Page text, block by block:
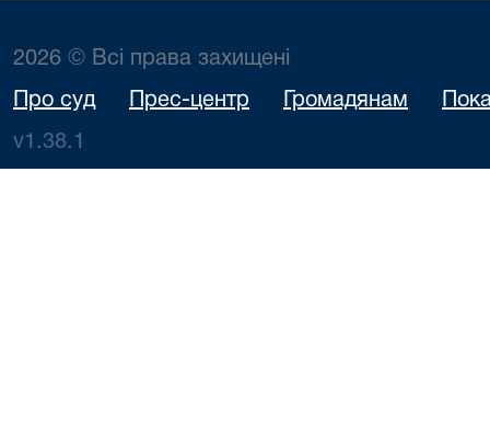
2026 © Всі права захищені
Про суд Прес-центр Громадянам
v1.38.1